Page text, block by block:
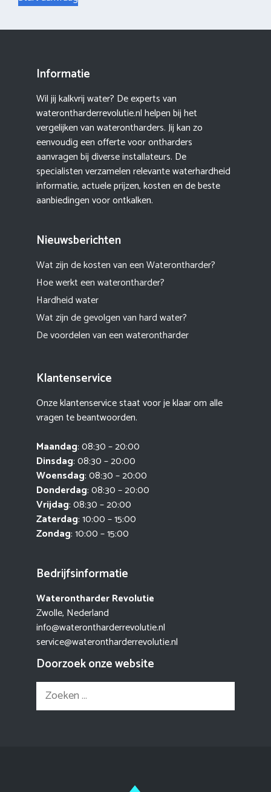
Informatie
Wil jij kalkvrij water? De experts van
waterontharderrevolutie.nl helpen bij het
vergelijken van waterontharders. Jij kan zo
eenvoudig een offerte voor ontharders
aanvragen bij diverse installateurs. De
specialisten verzamelen relevante waterhardheid
informatie, actuele prijzen, kosten en de beste
aanbiedingen voor ontkalken.
Nieuwsberichten
Wat zijn de kosten van een Waterontharder?
Hoe werkt een waterontharder?
Hardheid water
Wat zijn de gevolgen van hard water?
De voordelen van een waterontharder
Klantenservice
Onze klantenservice staat voor je klaar om alle
vragen te beantwoorden.
Maandag: 08:30 – 20:00
Dinsdag: 08:30 – 20:00
Woensdag: 08:30 – 20:00
Donderdag: 08:30 – 20:00
Vrijdag: 08:30 – 20:00
Zaterdag: 10:00 – 15:00
Zondag: 10:00 – 15:00
Bedrijfsinformatie
Waterontharder Revolutie
Zwolle, Nederland
info@waterontharderrevolutie.nl
service@waterontharderrevolutie.nl
Doorzoek onze website
Zoek
naar: